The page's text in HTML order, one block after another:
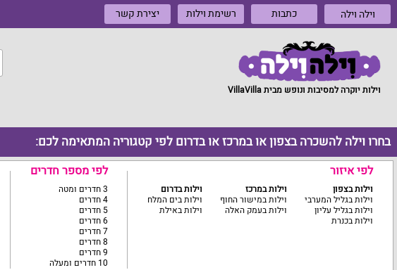
וילה וילה כתבות רשימת וילות יצירת קשר
וילות יוקרה למסיבות ונופש מבית VillaVilla
בחרו וילה להשכרה בצפון או במרכז או בדרום לפי קטגוריה המתאימה לכם:
לפי איזור
וילות בצפון
וילות בגליל המערבי
וילות בגליל עליון
וילות בכנרת
וילות במרכז
וילות במישור החוף
וילות בעמק האלה
וילות בדרום
וילות בים המלח
וילות באילת
לפי מספר חדרים
3 חדרים ומטה
4 חדרים
5 חדרים
6 חדרים
7 חדרים
8 חדרים
9 חדרים
10 חדרים ומעלה